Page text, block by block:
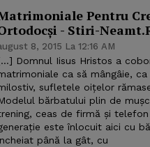
Pentru
- Stiri-
8, 2015 La 12:16 AM
Domnul Iisus Hristos a
ca să mângâie,
sufletele oiţelor
bărbatului plin de
ceas de firmă şi
este înlocuit aici cu
până la gât, cu